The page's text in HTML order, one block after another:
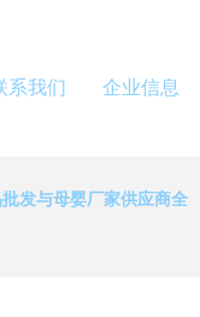
系我们 企业信息
发与母婴厂家供应商全